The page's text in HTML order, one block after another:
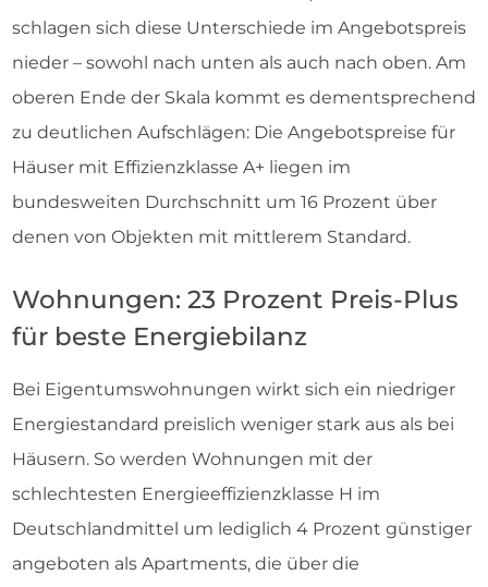
schlagen sich diese Unterschiede im Angebotspreis
nieder – sowohl nach unten als auch nach oben. Am
oberen Ende der Skala kommt es dementsprechend
zu deutlichen Aufschlägen: Die Angebotspreise für
Häuser mit Effizienzklasse A+ liegen im
bundesweiten Durchschnitt um 16 Prozent über
denen von Objekten mit mittlerem Standard.
Wohnungen: 23 Prozent Preis-Plus
für beste Energiebilanz
Bei Eigentumswohnungen wirkt sich ein niedriger
Energiestandard preislich weniger stark aus als bei
Häusern. So werden Wohnungen mit der
schlechtesten Energieeffizienzklasse H im
Deutschlandmittel um lediglich 4 Prozent günstiger
angeboten als Apartments, die über die